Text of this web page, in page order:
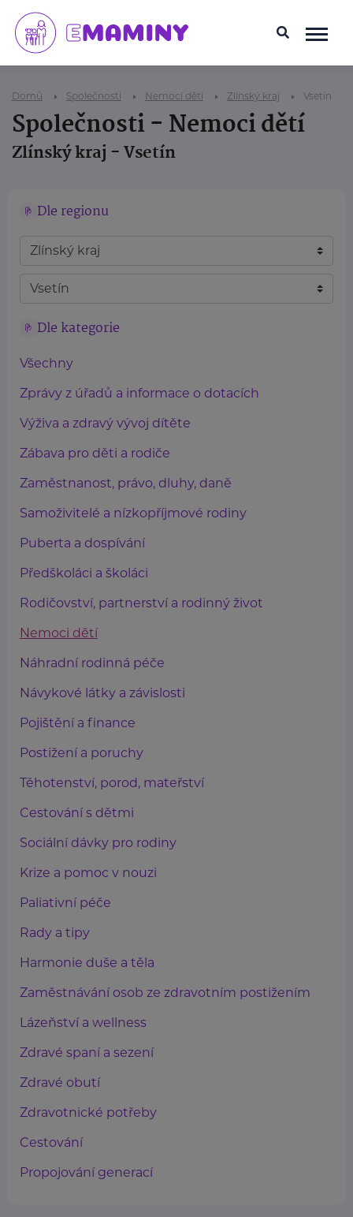
Domů Společnosti Nemoci dětí Zlínský kraj Vsetín
Společnosti - Nemoci dětí
Zlínský kraj - Vsetín
Dle regionu
Dle kategorie
Všechny
Zprávy z úřadů a informace o dotacích
Výživa a zdravý vývoj dítěte
Zábava pro děti a rodiče
Zaměstnanost, právo, dluhy, daně
Samoživitelé a nízkopříjmové rodiny
Puberta a dospívání
Předškoláci a školáci
Rodičovství, partnerství a rodinný život
Nemoci dětí
Náhradní rodinná péče
Návykové látky a závislosti
Pojištění a finance
Postižení a poruchy
Těhotenství, porod, mateřství
Cestování s dětmi
Sociální dávky pro rodiny
Krize a pomoc v nouzi
Paliativní péče
Rady a tipy
Harmonie duše a těla
Zaměstnávání osob ze zdravotním postižením
Lázeňství a wellness
Zdravé spaní a sezení
Zdravé obutí
Zdravotnické potřeby
Cestování
Propojování generací